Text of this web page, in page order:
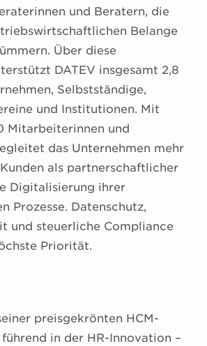
und Beratern, die
Belange
Über diese
DATEV insgesamt 2,8
Selbstständige,
und Institutionen. Mit
Mitarbeiterinnen und
das Unternehmen mehr
als partnerschaftlicher
Digitalisierung ihrer
Prozesse. Datenschutz,
und steuerliche Compliance
Priorität.
preisgekrönten HCM-
in der HR-Innovation –